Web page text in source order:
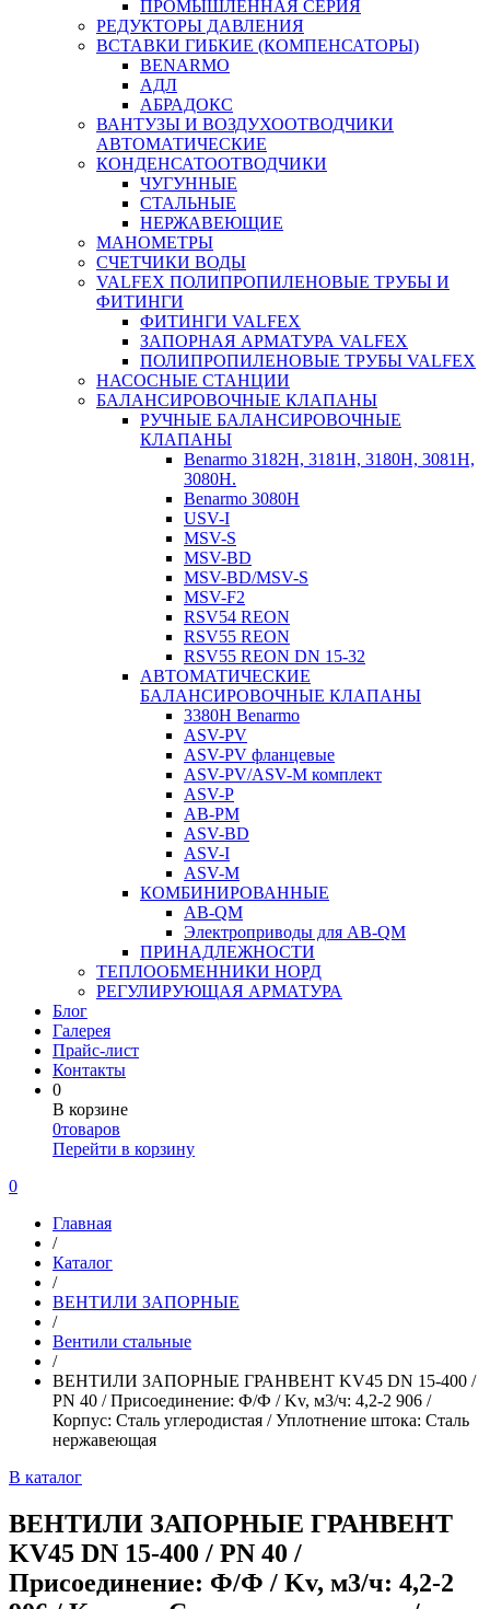
ПРОМЫШЛЕННАЯ СЕРИЯ
РЕДУКТОРЫ ДАВЛЕНИЯ
ВСТАВКИ ГИБКИЕ (КОМПЕНСАТОРЫ)
BENARMO
АДЛ
АБРАДОКС
ВАНТУЗЫ И ВОЗДУХООТВОДЧИКИ
АВТОМАТИЧЕСКИЕ
КОНДЕНСАТООТВОДЧИКИ
ЧУГУННЫЕ
СТАЛЬНЫЕ
НЕРЖАВЕЮЩИЕ
МАНОМЕТРЫ
СЧЕТЧИКИ ВОДЫ
VALFEX ПОЛИПРОПИЛЕНОВЫЕ ТРУБЫ И
ФИТИНГИ
ФИТИНГИ VALFEX
ЗАПОРНАЯ АРМАТУРА VALFEX
ПОЛИПРОПИЛЕНОВЫЕ ТРУБЫ VALFEX
НАСОСНЫЕ СТАНЦИИ
БАЛАНСИРОВОЧНЫЕ КЛАПАНЫ
РУЧНЫЕ БАЛАНСИРОВОЧНЫЕ
КЛАПАНЫ
Benarmo 3182H, 3181Н, 3180Н, 3081Н,
3080Н.
Benarmo 3080H
USV-I
MSV-S
MSV-BD
MSV-BD/MSV-S
MSV-F2
RSV54 REON
RSV55 REON
RSV55 REON DN 15-32
АВТОМАТИЧЕСКИЕ
БАЛАНСИРОВОЧНЫЕ КЛАПАНЫ
3380H Benarmo
ASV-PV
ASV-PV фланцевые
ASV-PV/ASV-M комплект
ASV-P
AB-PM
ASV-BD
ASV-I
ASV-M
КОМБИНИРОВАННЫЕ
AB-QM
Электроприводы для AB-QM
ПРИНАДЛЕЖНОСТИ
ТЕПЛООБМЕННИКИ НОРД
РЕГУЛИРУЮЩАЯ АРМАТУРА
Блог
Галерея
Прайс-лист
Контакты
0
В корзине
0товаров
Перейти в корзину
0
Главная
/
Каталог
/
ВЕНТИЛИ ЗАПОРНЫЕ
/
Вентили стальные
/
ВЕНТИЛИ ЗАПОРНЫЕ ГРАНВЕНТ KV45 DN 15-400 /
PN 40 / Присоединение: Ф/Ф / Kv, м3/ч: 4,2-2 906 /
Корпус: Сталь углеродистая / Уплотнение штока: Сталь
нержавеющая
В каталог
ВЕНТИЛИ ЗАПОРНЫЕ ГРАНВЕНТ
KV45 DN 15-400 / PN 40 /
Присоединение: Ф/Ф / Kv, м3/ч: 4,2-2